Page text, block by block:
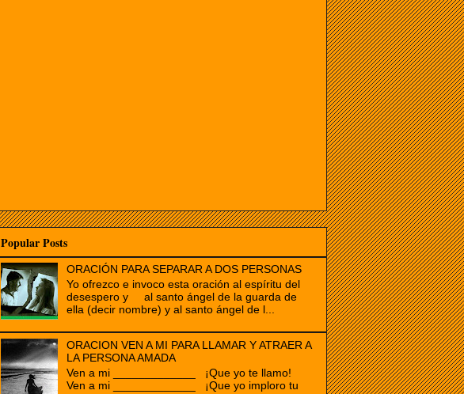
Popular Posts
ORACIÓN PARA SEPARAR A DOS PERSONAS
Yo ofrezco e invoco esta oración al espíritu del
desespero y al santo ángel de la guarda de
ella (decir nombre) y al santo ángel de l...
ORACION VEN A MI PARA LLAMAR Y ATRAER A
LA PERSONA AMADA
Ven a mi _____________ ¡Que yo te llamo!
Ven a mi _____________ ¡Que yo imploro tu